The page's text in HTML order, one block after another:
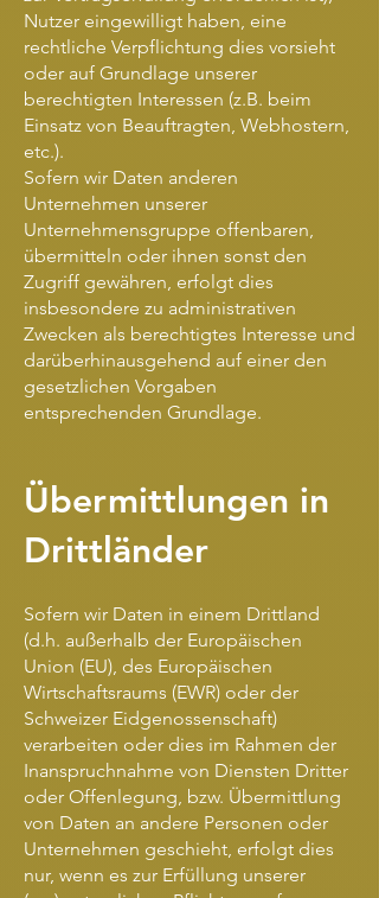
Nutzer eingewilligt haben, eine
rechtliche Verpflichtung dies vorsieht
oder auf Grundlage unserer
berechtigten Interessen (z.B. beim
Einsatz von Beauftragten, Webhostern,
etc.).
Sofern wir Daten anderen
Unternehmen unserer
Unternehmensgruppe offenbaren,
übermitteln oder ihnen sonst den
Zugriff gewähren, erfolgt dies
insbesondere zu administrativen
Zwecken als berechtigtes Interesse und
darüberhinausgehend auf einer den
gesetzlichen Vorgaben
entsprechenden Grundlage.
Übermittlungen in
Drittländer
Sofern wir Daten in einem Drittland
(d.h. außerhalb der Europäischen
Union (EU), des Europäischen
Wirtschaftsraums (EWR) oder der
Schweizer Eidgenossenschaft)
verarbeiten oder dies im Rahmen der
Inanspruchnahme von Diensten Dritter
oder Offenlegung, bzw. Übermittlung
von Daten an andere Personen oder
Unternehmen geschieht, erfolgt dies
nur, wenn es zur Erfüllung unserer